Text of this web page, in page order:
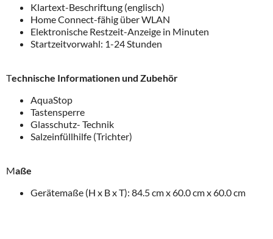
Klartext-Beschriftung (englisch)
Home Connect-fähig über WLAN
Elektronische Restzeit-Anzeige in Minuten
Startzeitvorwahl: 1-24 Stunden
Technische Informationen und Zubehör
AquaStop
Tastensperre
Glasschutz- Technik
Salzeinfüllhilfe (Trichter)
Maße
Gerätemaße (H x B x T): 84.5 cm x 60.0 cm x 60.0 cm